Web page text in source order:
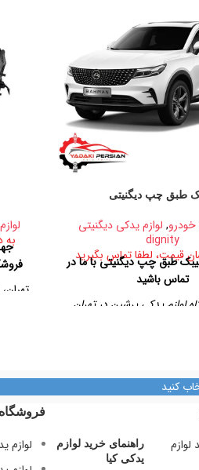
طبق چپ دیگنیتی
خودرو, لوازم یدکی دیگنیتی
dignity
قیمت، لطفا تماس بگیرید
طبق چپ دیگنیتی با ما در
تماس باشید
لوازم یدکی پرشین در تهران
09128884461
09124847876
به
کنید
راهنمای خرید لوازم
یدکی کیا
لوازم